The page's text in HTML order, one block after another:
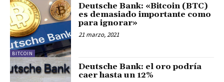
BITCOIN
Deutsche Bank: «Bitcoin (BTC)
es demasiado importante como
para ignorar»
21 marzo, 2021
Deutsche Bank: el oro podría
caer hasta un 12%